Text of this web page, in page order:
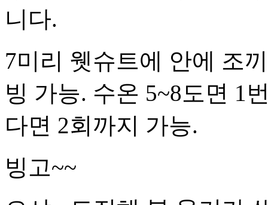
니다.
7미리 웻슈트에 안에 조
빙 가능. 수온 5~8도면 1
다면 2회까지 가능.
빙고~~